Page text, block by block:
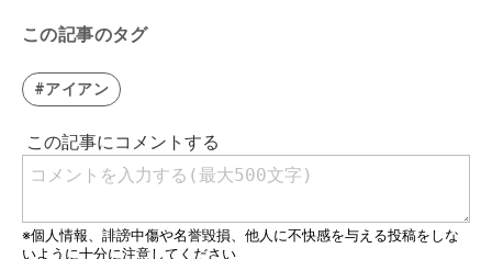
この記事のタグ
#アイアン